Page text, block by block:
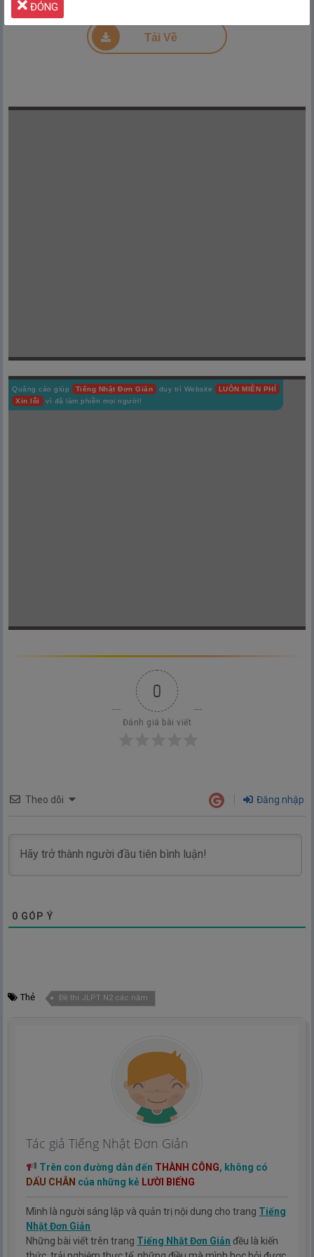
Tải Về
Quảng cáo giúp Tiếng Nhật Đơn Giản duy trì Website
LUÔN MIỄN PHÍ
Xin lỗi
vì đã làm phiền mọi người!
0
Đánh giá bài viết
Theo dõi Đăng nhập
0 GÓP Ý
Thẻ Đề thi JLPT N2 các năm
Tác giả Tiếng Nhật Đơn Giản
Trên con đường dẫn đến THÀNH CÔNG, không có
DẤU CHÂN của những kẻ LƯỜI BIẾNG
Mình là người sáng lập và quản trị nội dung cho trang Tiếng
Nhật Đơn Giản
Những bài viết trên trang Tiếng Nhật Đơn Giản đều là kiến
ĐÓNG